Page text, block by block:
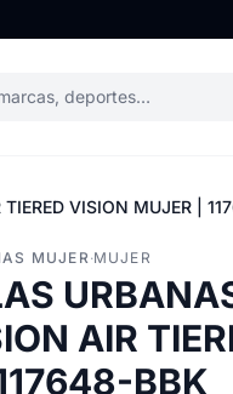
deportes…
VISION MUJER |
MUJER·MUJER
AIR
BBK